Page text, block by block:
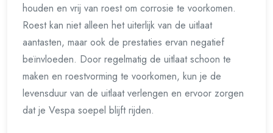
houden en vrij van roest om corrosie te voorkomen.
Roest kan niet alleen het uiterlijk van de uitlaat
aantasten, maar ook de prestaties ervan negatief
beïnvloeden. Door regelmatig de uitlaat schoon te
maken en roestvorming te voorkomen, kun je de
levensduur van de uitlaat verlengen en ervoor zorgen
dat je Vespa soepel blijft rijden.